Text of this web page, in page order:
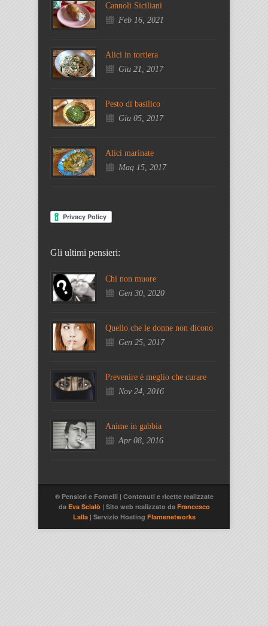
Cannoli Siciliani
Feb 16, 2021
Alici in tortiera
Giu 21, 2017
Pesto di basilico
Giu 05, 2017
Alici marinate
Mag 15, 2017
Gli ultimi pensieri:
Chi non muore
Gen 30, 2020
Quello che le donne non dicono
Gen 25, 2017
Prevenire è meglio che curare
Nov 24, 2016
Anime in gabbia
Apr 08, 2016
® Pensieri e Fornelli | Contenuti e ricette realizzate
da Eva Scialò | Sito web realizzato da Francesco
Lalla | Servizio Hosting Flamenetworks